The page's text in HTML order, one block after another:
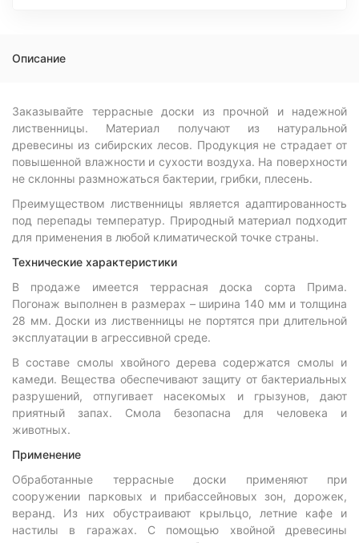
Описание
Заказывайте террасные доски из прочной и надежной
лиственницы. Материал получают из натуральной
древесины из сибирских лесов. Продукция не страдает от
повышенной влажности и сухости воздуха. На поверхности
не склонны размножаться бактерии, грибки, плесень.
Преимуществом лиственницы является адаптированность
под перепады температур. Природный материал подходит
для применения в любой климатической точке страны.
Технические характеристики
В продаже имеется террасная доска сорта Прима.
Погонаж выполнен в размерах – ширина 140 мм и толщина
28 мм. Доски из лиственницы не портятся при длительной
эксплуатации в агрессивной среде.
В составе смолы хвойного дерева содержатся смолы и
камеди. Вещества обеспечивают защиту от бактериальных
разрушений, отпугивает насекомых и грызунов, дают
приятный запах. Смола безопасна для человека и
животных.
Применение
Обработанные террасные доски применяют при
сооружении парковых и прибассейновых зон, дорожек,
веранд. Из них обустраивают крыльцо, летние кафе и
настилы в гаражах. С помощью хвойной древесины